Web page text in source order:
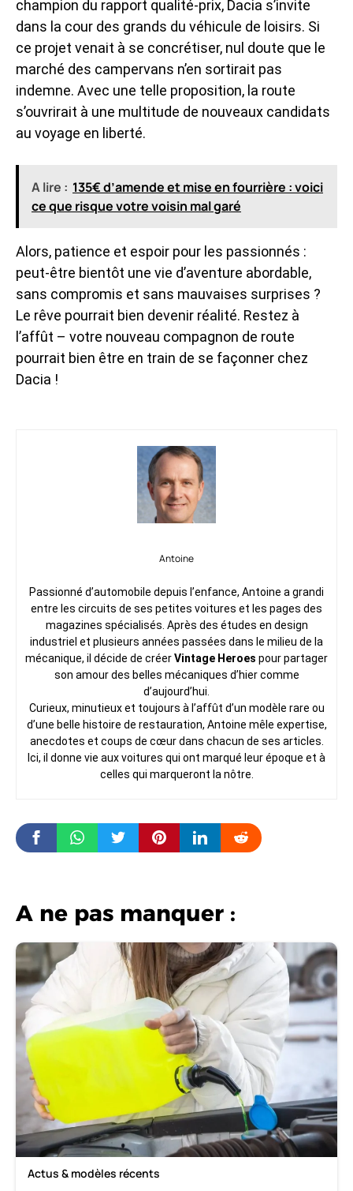
champion du rapport qualité-prix, Dacia s’invite
dans la cour des grands du véhicule de loisirs. Si
ce projet venait à se concrétiser, nul doute que le
marché des campervans n’en sortirait pas
indemne. Avec une telle proposition, la route
s’ouvrirait à une multitude de nouveaux candidats
au voyage en liberté.
A lire : 135€ d’amende et mise en fourrière : voici
ce que risque votre voisin mal garé
Alors, patience et espoir pour les passionnés :
peut-être bientôt une vie d’aventure abordable,
sans compromis et sans mauvaises surprises ?
Le rêve pourrait bien devenir réalité. Restez à
l’affût – votre nouveau compagnon de route
pourrait bien être en train de se façonner chez
Dacia !
Antoine
Passionné d’automobile depuis l’enfance, Antoine a grandi
entre les circuits de ses petites voitures et les pages des
magazines spécialisés. Après des études en design
industriel et plusieurs années passées dans le milieu de la
mécanique, il décide de créerVintage Heroes pour partager
son amour des belles mécaniques d’hier comme
d’aujourd’hui.
Curieux, minutieux et toujours à l’affût d’un modèle rare ou
d’une belle histoire de restauration, Antoine mêle expertise,
anecdotes et coups de cœur dans chacun de ses articles.
Ici, il donne vie aux voitures qui ont marqué leur époque et à
celles qui marqueront la nôtre.
A ne pas manquer :
Actus & modèles récents